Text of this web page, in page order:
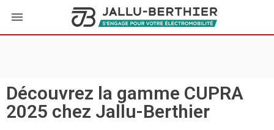
Découvrez la gamme CUPRA
2025 chez Jallu-Berthier